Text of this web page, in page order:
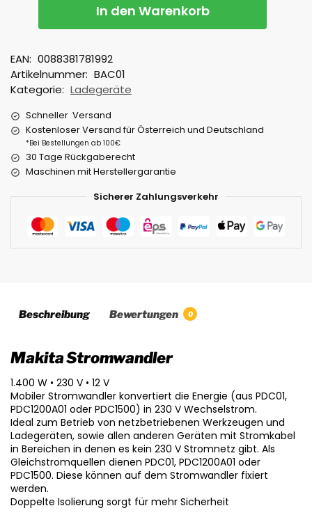
In den Warenkorb
EAN: 0088381781992
Artikelnummer: BAC01
Kategorie: Ladegeräte
Schneller Versand
Kostenloser Versand für Österreich und Deutschland
*Bei Bestellungen ab 100€
30 Tage Rückgaberecht
Maschinen mit Herstellergarantie
Sicherer Zahlungsverkehr
Beschreibung Bewertungen 0
Makita Stromwandler
1.400 W • 230 V • 12 V
Mobiler Stromwandler konvertiert die Energie (aus PDC01,
PDC1200A01 oder PDC1500) in 230 V Wechselstrom.
Ideal zum Betrieb von netzbetriebenen Werkzeugen und
Ladegeräten, sowie allen anderen Geräten mit Stromkabel
in Bereichen in denen es kein 230 V Stromnetz gibt. Als
Gleichstromquellen dienen PDC01, PDC1200A01 oder
PDC1500. Diese können auf dem Stromwandler fixiert
werden.
Doppelte Isolierung sorgt für mehr Sicherheit